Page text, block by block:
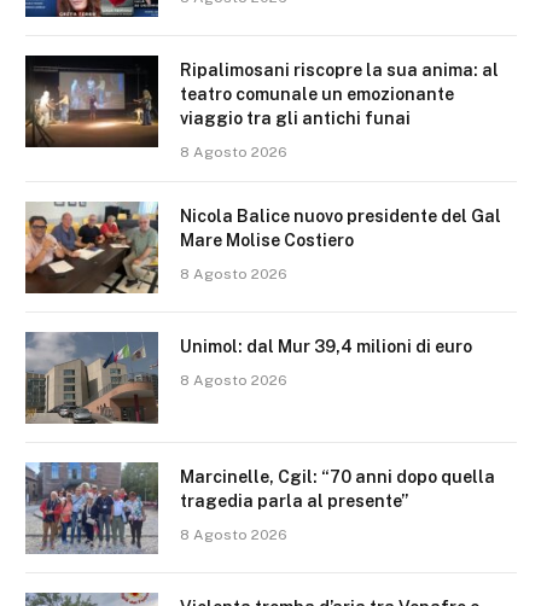
Ripalimosani riscopre la sua anima: al
teatro comunale un emozionante
viaggio tra gli antichi funai
8 Agosto 2026
Nicola Balice nuovo presidente del Gal
Mare Molise Costiero
8 Agosto 2026
Unimol: dal Mur 39,4 milioni di euro
8 Agosto 2026
Marcinelle, Cgil: “70 anni dopo quella
tragedia parla al presente”
8 Agosto 2026